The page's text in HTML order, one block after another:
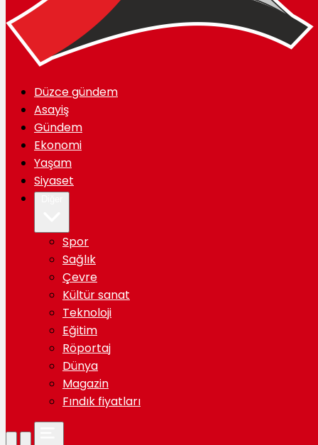
Düzce gündem
Asayiş
Gündem
Ekonomi
Yaşam
Siyaset
Spor
Sağlık
Çevre
Kültür sanat
Teknoloji
Eğitim
Röportaj
Dünya
Magazin
Fındık fiyatları